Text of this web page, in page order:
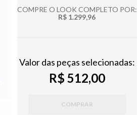
COMPRE O LOOK COMPLETO POR:
R$ 1.299,96
Valor das peças selecionadas:
R$ 512,00
COMPRAR